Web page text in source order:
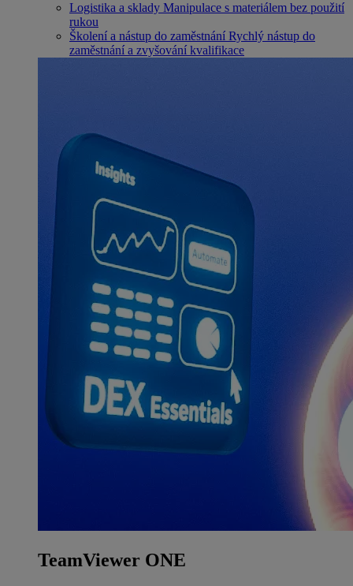
Logistika a sklady Manipulace s materiálem bez použití
rukou
Školení a nástup do zaměstnání Rychlý nástup do
zaměstnání a zvyšování kvalifikace
TeamViewer ONE